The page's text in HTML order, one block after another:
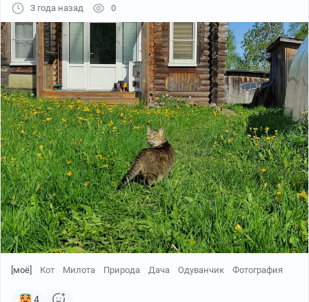
3 года назад 0
[моё] Кот Милота Природа Дача Одуванчик Фотография
4